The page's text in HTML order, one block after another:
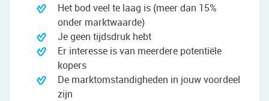
Het bod veel te laag is (meer dan 15%
onder marktwaarde)
Je geen tijdsdruk hebt
Er interesse is van meerdere potentiële
kopers
De marktomstandigheden in jouw voordeel
zijn